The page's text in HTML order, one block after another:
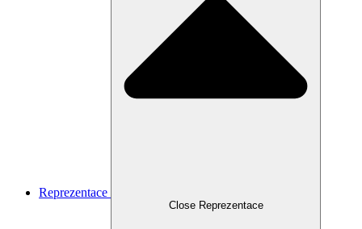
Reprezentace
Close Reprezentace